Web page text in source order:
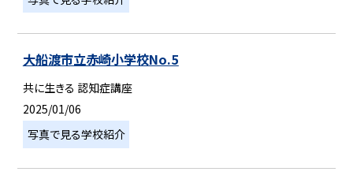
大船渡市立赤崎小学校No.5
共に生きる 認知症講座
2025/01/06
写真で見る学校紹介